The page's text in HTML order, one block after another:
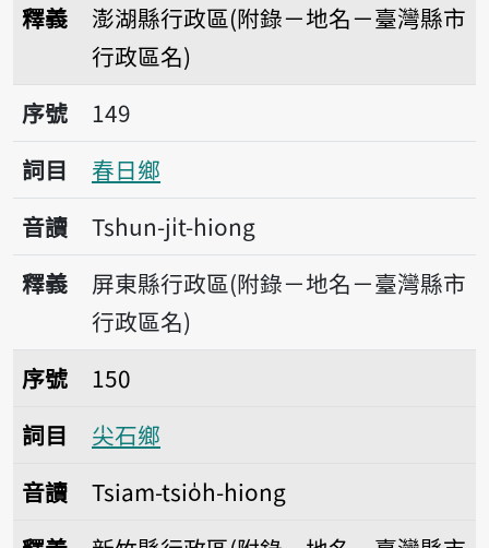
釋義
澎湖縣行政區(附錄－地名－臺灣縣市
行政區名)
序號149春日鄉
序號
149
詞目
春日鄉
音讀
Tshun-ji̍t-hiong
釋義
屏東縣行政區(附錄－地名－臺灣縣市
行政區名)
序號150尖石鄉
序號
150
詞目
尖石鄉
音讀
Tsiam-tsio̍h-hiong